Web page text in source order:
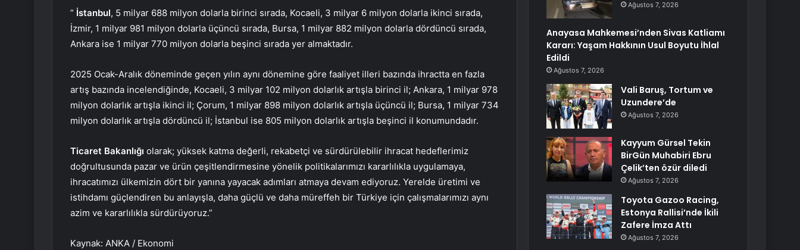
” İstanbul, 5 milyar 688 milyon dolarla birinci sırada, Kocaeli, 3 milyar 6 milyon dolarla ikinci sırada,
İzmir, 1 milyar 981 milyon dolarla üçüncü sırada, Bursa, 1 milyar 882 milyon dolarla dördüncü sırada,
Ankara ise 1 milyar 770 milyon dolarla beşinci sırada yer almaktadır.
2025 Ocak-Aralık döneminde geçen yılın aynı dönemine göre faaliyet illeri bazında ihractta en fazla
artış bazında incelendiğinde, Kocaeli, 3 milyar 102 milyon dolarlık artışla birinci il; Ankara, 1 milyar 978
milyon dolarlık artışla ikinci il; Çorum, 1 milyar 898 milyon dolarlık artışla üçüncü il; Bursa, 1 milyar 734
milyon dolarlık artışla dördüncü il; İstanbul ise 805 milyon dolarlık artışla beşinci il konumundadır.
Ticaret Bakanlığı olarak; yüksek katma değerli, rekabetçi ve sürdürülebilir ihracat hedeflerimiz
doğrultusunda pazar ve ürün çeşitlendirmesine yönelik politikalarımızı kararlılıkla uygulamaya,
ihracatımızı ülkemizin dört bir yanına yayacak adımları atmaya devam ediyoruz. Yerelde üretimi ve
istihdamı güçlendiren bu anlayışla, daha güçlü ve daha müreffeh bir Türkiye için çalışmalarımızı aynı
azim ve kararlılıkla sürdürüyoruz.”
Kaynak: ANKA / Ekonomi
Ağustos 7, 2026
Anayasa Mahkemesi’nden Sivas Katliamı
Kararı: Yaşam Hakkının Usul Boyutu İhlal
Edildi
Ağustos 7, 2026
Vali Baruş, Tortum ve
Uzundere’de
Ağustos 7, 2026
Kayyum Gürsel Tekin
BirGün Muhabiri Ebru
Çelik’ten özür diledi
Ağustos 7, 2026
Toyota Gazoo Racing,
Estonya Rallisi’nde İkili
Zafere İmza Attı
Ağustos 7, 2026